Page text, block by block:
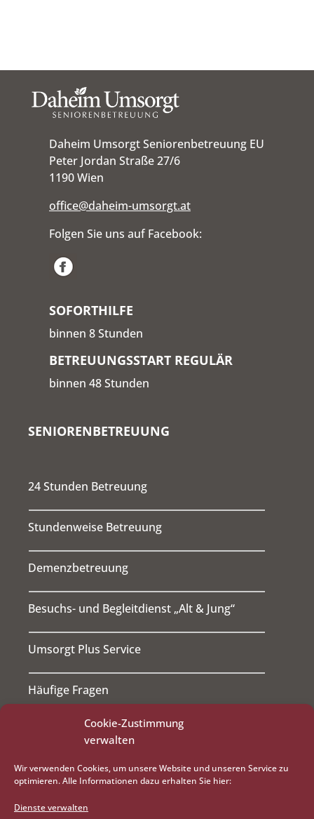
Cookie-Zustimmung
verwalten
Wir verwenden Cookies, um unsere Website und unseren Service zu
optimieren. Alle Informationen dazu erhalten Sie hier:
Dienste verwalten
Daheim Umsorgt Seniorenbetreuung EU
Peter Jordan Straße 27/6
1190 Wien
office@daheim-umsorgt.at
Folgen Sie uns auf Facebook:
SOFORTHILFE
binnen 8 Stunden
BETREUUNGSSTART REGULÄR
binnen 48 Stunden
SENIORENBETREUUNG
24 Stunden Betreuung
Stundenweise Betreuung
Demenzbetreuung
Besuchs- und Begleitdienst „Alt & Jung“
Umsorgt Plus Service
Häufige Fragen
RATGEBER
JOBS
ÜBER UNS